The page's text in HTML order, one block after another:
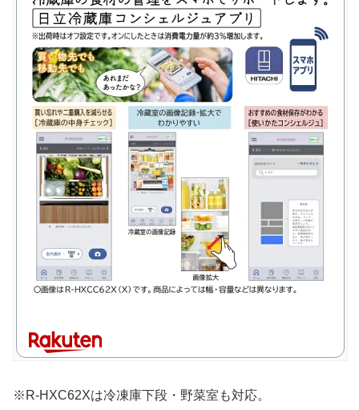
※R-HXC62Xは冷凍庫下段・野菜室も対応。